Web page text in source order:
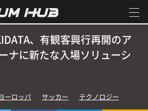
、有観客興行再開のア
ナに新たな入場ソリューシ
ーロッパ サッカー テクノロジー